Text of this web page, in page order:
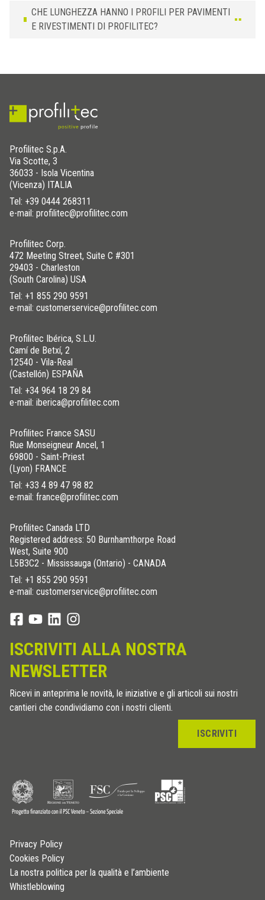
CHE LUNGHEZZA HANNO I PROFILI PER PAVIMENTI
E RIVESTIMENTI DI PROFILITEC?
Profilitec S.p.A.
Via Scotte, 3
36033 - Isola Vicentina
(Vicenza) ITALIA
Tel: +39 0444 268311
e-mail: profilitec@profilitec.com
Profilitec Corp.
472 Meeting Street, Suite C #301
29403 - Charleston
(South Carolina) USA
Tel: +1 855 290 9591
e-mail: customerservice@profilitec.com
Profilitec Ibérica, S.L.U.
Camí de Betxí, 2
12540 - Vila-Real
(Castellón) ESPAÑA
Tel: +34 964 18 29 84
e-mail: iberica@profilitec.com
Profilitec France SASU
Rue Monseigneur Ancel, 1
69800 - Saint-Priest
(Lyon) FRANCE
Tel: +33 4 89 47 98 82
e-mail: france@profilitec.com
Profilitec Canada LTD
Registered address: 50 Burnhamthorpe Road
West, Suite 900
L5B3C2 - Mississauga (Ontario) - CANADA
Tel: +1 855 290 9591
e-mail: customerservice@profilitec.com
ISCRIVITI ALLA NOSTRA
NEWSLETTER
Ricevi in anteprima le novità, le iniziative e gli articoli sui nostri
cantieri che condividiamo con i nostri clienti.
ISCRIVITI
Privacy Policy
Cookies Policy
La nostra politica per la qualità e l’ambiente
Whistleblowing